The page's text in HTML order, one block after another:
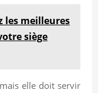
les meilleures
siège
elle doit servir